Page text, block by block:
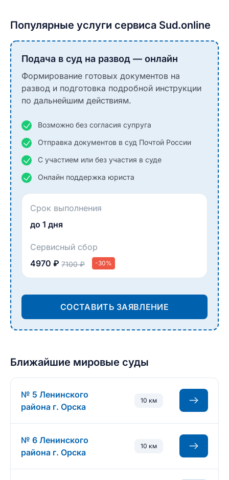
Популярные услуги сервиса Sud.online
Подача в суд на развод — онлайн
Формирование готовых документов на
развод и подготовка подробной инструкции
по дальнейшим действиям.
Возможно без согласия супруга
Отправка документов в суд Почтой России
С участием или без участия в суде
Онлайн поддержка юриста
Срок выполнения
до 1 дня
Сервисный сбор
4970 ₽ 7100 ₽ -30%
СОСТАВИТЬ ЗАЯВЛЕНИЕ
Ближайшие мировые суды
№ 5 Ленинского
района г. Орска
10 км
№ 6 Ленинского
района г. Орска
10 км